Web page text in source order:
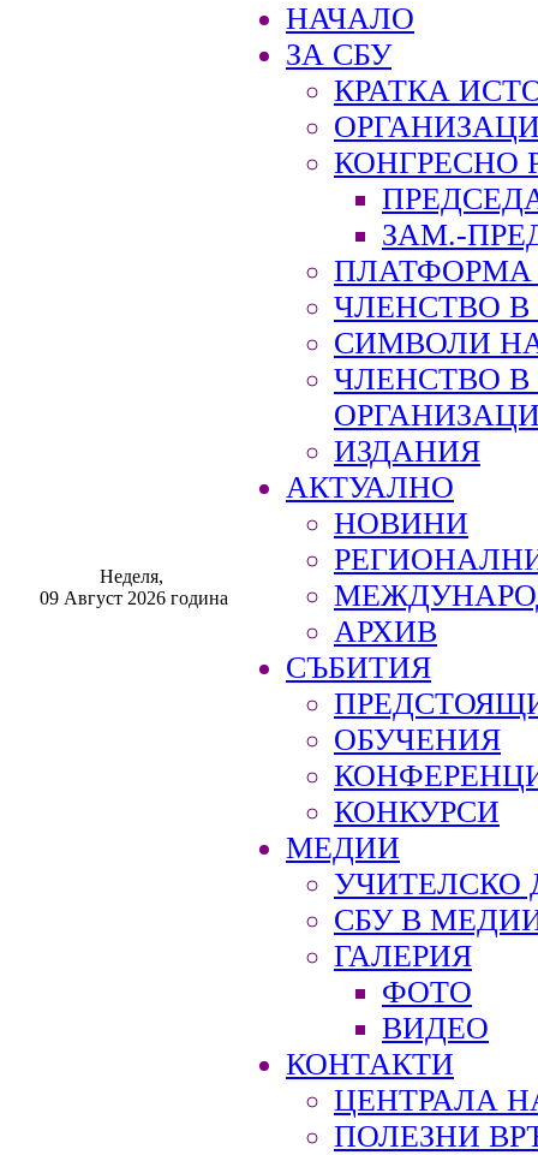
Неделя,
09 Август 2026 година
НАЧАЛО
ЗА СБУ
КРАТКА
КОНГРЕСНО
ЗАМ.-
ПЛАТФОРМА
ЧЛЕНСТВО В
СИМВОЛИ
ЧЛЕНСТВО
ИЗДАНИЯ
АКТУАЛНО
НОВИНИ
АРХИВ
СЪБИТИЯ
ОБУЧЕНИЯ
КОНКУРСИ
МЕДИИ
УЧИТЕЛСКО
СБУ В
ГАЛЕРИЯ
ФОТО
ВИДЕО
КОНТАКТИ
ЦЕНТРАЛА
ПОЛЕЗНИ